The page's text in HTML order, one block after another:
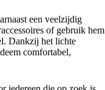
een veelzijdig
of gebruik hem
Dankzij het lichte
comfortabel,